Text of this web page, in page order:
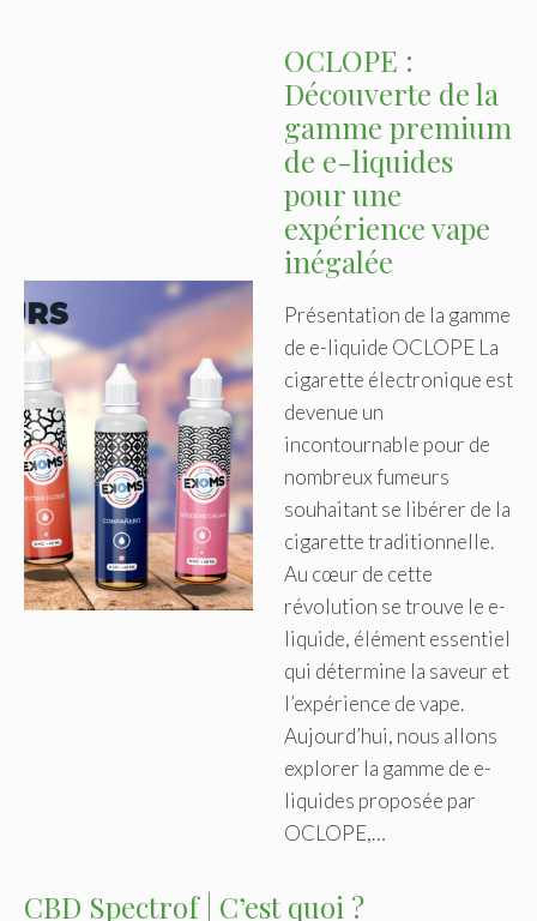
OCLOPE :
Découverte de la
gamme premium
de e-liquides
pour une
expérience vape
inégalée
Présentation de la gamme
de e-liquide OCLOPE La
cigarette électronique est
devenue un
incontournable pour de
nombreux fumeurs
souhaitant se libérer de la
cigarette traditionnelle.
Au cœur de cette
révolution se trouve le e-
liquide, élément essentiel
qui détermine la saveur et
l’expérience de vape.
Aujourd’hui, nous allons
explorer la gamme de e-
liquides proposée par
OCLOPE,…
CBD Spectrof | C’est quoi ?